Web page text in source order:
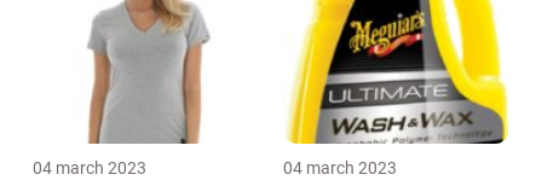
04 march 2023 04 march 2023